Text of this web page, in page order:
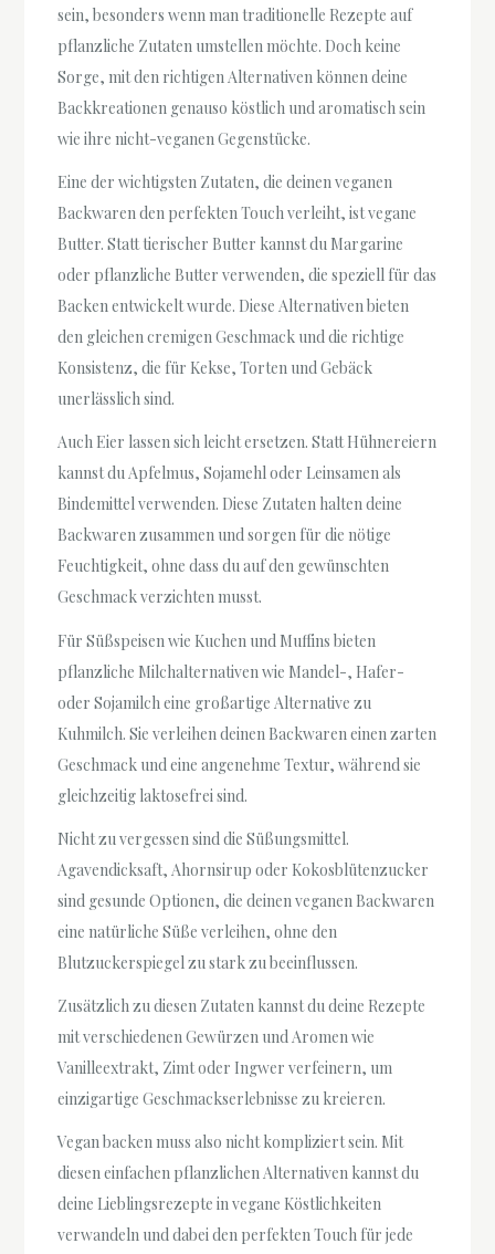
sein, besonders wenn man traditionelle Rezepte auf
pflanzliche Zutaten umstellen möchte. Doch keine
Sorge, mit den richtigen Alternativen können deine
Backkreationen genauso köstlich und aromatisch sein
wie ihre nicht-veganen Gegenstücke.
Eine der wichtigsten Zutaten, die deinen veganen
Backwaren den perfekten Touch verleiht, ist vegane
Butter. Statt tierischer Butter kannst du Margarine
oder pflanzliche Butter verwenden, die speziell für das
Backen entwickelt wurde. Diese Alternativen bieten
den gleichen cremigen Geschmack und die richtige
Konsistenz, die für Kekse, Torten und Gebäck
unerlässlich sind.
Auch Eier lassen sich leicht ersetzen. Statt Hühnereiern
kannst du Apfelmus, Sojamehl oder Leinsamen als
Bindemittel verwenden. Diese Zutaten halten deine
Backwaren zusammen und sorgen für die nötige
Feuchtigkeit, ohne dass du auf den gewünschten
Geschmack verzichten musst.
Für Süßspeisen wie Kuchen und Muffins bieten
pflanzliche Milchalternativen wie Mandel-, Hafer-
oder Sojamilch eine großartige Alternative zu
Kuhmilch. Sie verleihen deinen Backwaren einen zarten
Geschmack und eine angenehme Textur, während sie
gleichzeitig laktosefrei sind.
Nicht zu vergessen sind die Süßungsmittel.
Agavendicksaft, Ahornsirup oder Kokosblütenzucker
sind gesunde Optionen, die deinen veganen Backwaren
eine natürliche Süße verleihen, ohne den
Blutzuckerspiegel zu stark zu beeinflussen.
Zusätzlich zu diesen Zutaten kannst du deine Rezepte
mit verschiedenen Gewürzen und Aromen wie
Vanilleextrakt, Zimt oder Ingwer verfeinern, um
einzigartige Geschmackserlebnisse zu kreieren.
Vegan backen muss also nicht kompliziert sein. Mit
diesen einfachen pflanzlichen Alternativen kannst du
deine Lieblingsrezepte in vegane Köstlichkeiten
verwandeln und dabei den perfekten Touch für jede